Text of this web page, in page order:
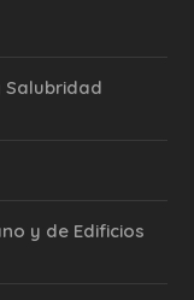
Salubridad
y de Edificios